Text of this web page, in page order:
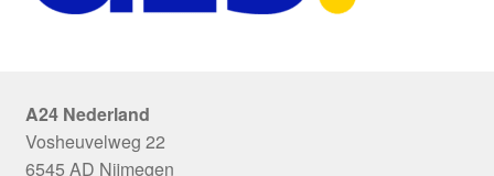
A24 Nederland
Vosheuvelweg 22
6545 AD Nijmegen